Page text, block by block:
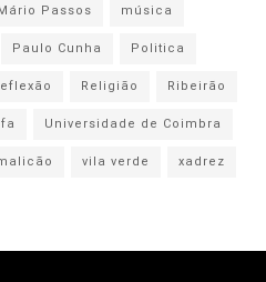
Passos
música
Paulo Cunha
Politica
Religião
Ribeirão
Universidade de Coimbra
vila verde xadrez